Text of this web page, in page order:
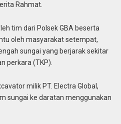
Rahmat.
tim dari Polsek GBA beserta
oleh masyarakat setempat,
sungai yang berjarak sekitar
perkara (TKP).
milik PT. Electra Global,
sungai ke daratan menggunakan